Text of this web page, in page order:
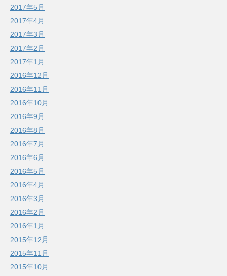
2017年5月
2017年4月
2017年3月
2017年2月
2017年1月
2016年12月
2016年11月
2016年10月
2016年9月
2016年8月
2016年7月
2016年6月
2016年5月
2016年4月
2016年3月
2016年2月
2016年1月
2015年12月
2015年11月
2015年10月